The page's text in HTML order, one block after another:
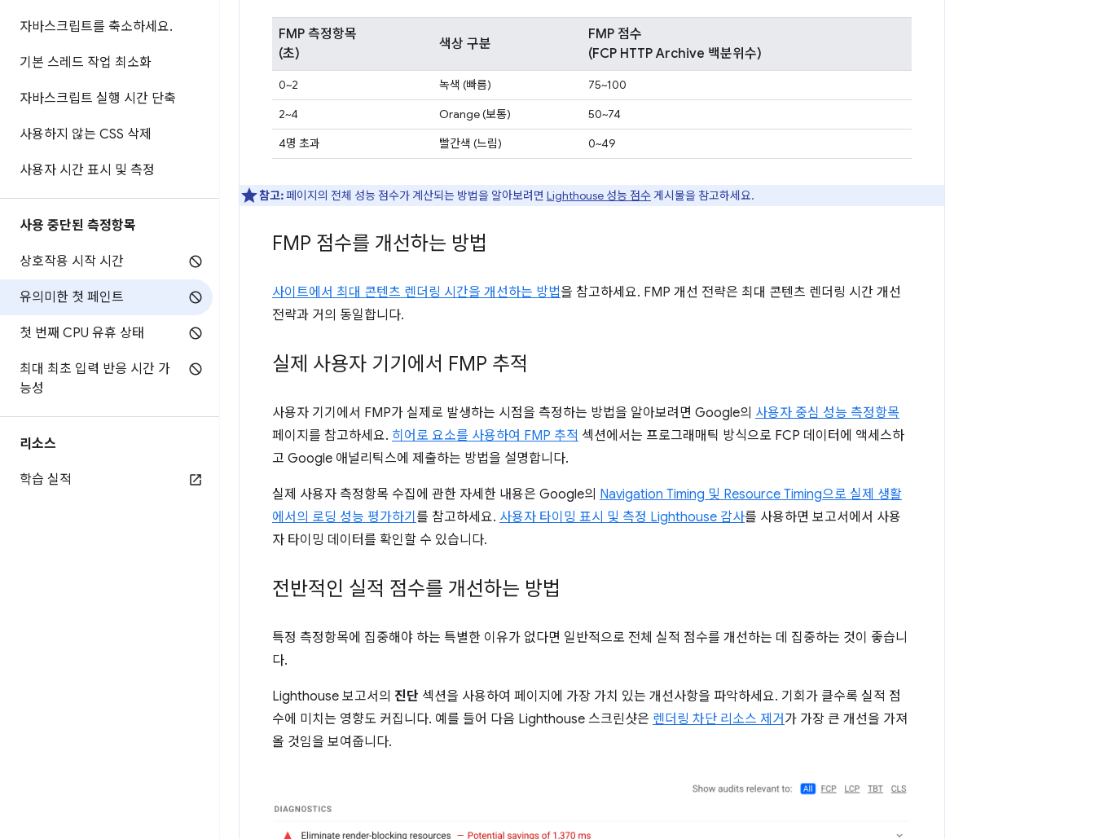
자바스크립트를 축소하세요.
기본 스레드 작업 최소화
자바스크립트 실행 시간 단축
사용하지 않는 CSS 삭제
사용자 시간 표시 및 측정
사용 중단된 측정항목
상호작용 시작 시간
유의미한 첫 페인트
첫 번째 CPU 유휴 상태
최대 최초 입력 반응 시간 가
능성
리소스
학습 실적
FMP 측정항목
(초)
색상 구분
FMP 점수
(FCP HTTP Archive 백분위수)
0~2 녹색 (빠름)
75~100
2~4
Orange (보통)
50~74
4명 초과
빨간색 (느림) 0~49
참고:페이지의 전체 성능 점수가 계산되는 방법을 알아보려면 Lighthouse 성능 점수 게시물을 참고하세요.
FMP 점수를 개선하는 방법
사이트에서 최대 콘텐츠 렌더링 시간을 개선하는 방법을 참고하세요. FMP 개선 전략은 최대 콘텐츠 렌더링 시간 개선
전략과 거의 동일합니다.
실제 사용자 기기에서 FMP 추적
사용자 기기에서 FMP가 실제로 발생하는 시점을 측정하는 방법을 알아보려면 Google의 사용자 중심 성능 측정항목
페이지를 참고하세요. 히어로 요소를 사용하여 FMP 추적 섹션에서는 프로그래매틱 방식으로 FCP 데이터에 액세스하
고 Google 애널리틱스에 제출하는 방법을 설명합니다.
실제 사용자 측정항목 수집에 관한 자세한 내용은 Google의 Navigation Timing 및 Resource Timing으로 실제 생활
에서의 로딩 성능 평가하기 를 참고하세요. 사용자 타이밍 표시 및 측정 Lighthouse 감사를 사용하면 보고서에서 사용
자 타이밍 데이터를 확인할 수 있습니다.
전반적인 실적 점수를 개선하는 방법
특정 측정항목에 집중해야 하는 특별한 이유가 없다면 일반적으로 전체 실적 점수를 개선하는 데 집중하는 것이 좋습니
다.
Lighthouse 보고서의 진단 섹션을 사용하여 페이지에 가장 가치 있는 개선사항을 파악하세요. 기회가 클수록 실적 점
수에 미치는 영향도 커집니다. 예를 들어 다음 Lighthouse 스크린샷은 렌더링 차단 리소스 제거 가 가장 큰 개선을 가져
올 것임을 보여줍니다.